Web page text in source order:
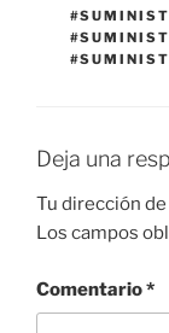
Deja una
Tu dirección
Los campos
Comentario*